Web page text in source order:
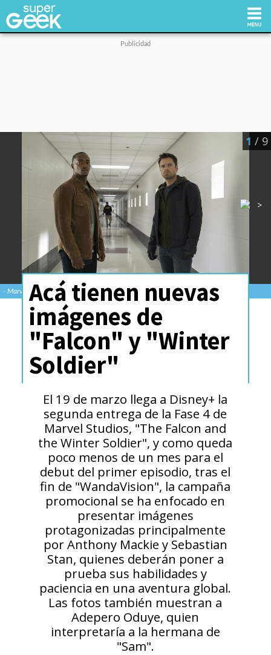
Videojuegos
Reviews
Cultura Pop
Streaming
Síguenos:
1 / 9
- Marvel StudiosAcá tienen nuevas
imágenes de
"Falcon" y "Winter
Soldier"
El 19 de marzo llega a Disney+ la
segunda entrega de la Fase 4 de
Marvel Studios, "The Falcon and
the Winter Soldier", y como queda
poco menos de un mes para el
debut del primer episodio, tras el
fin de "WandaVision", la campaña
promocional se ha enfocado en
presentar imágenes
protagonizadas principalmente
por Anthony Mackie y Sebastian
Stan, quienes deberán poner a
prueba sus habilidades y
paciencia en una aventura global.
Las fotos también muestran a
Adepero Oduye, quien
interpretaría a la hermana de
"Sam".